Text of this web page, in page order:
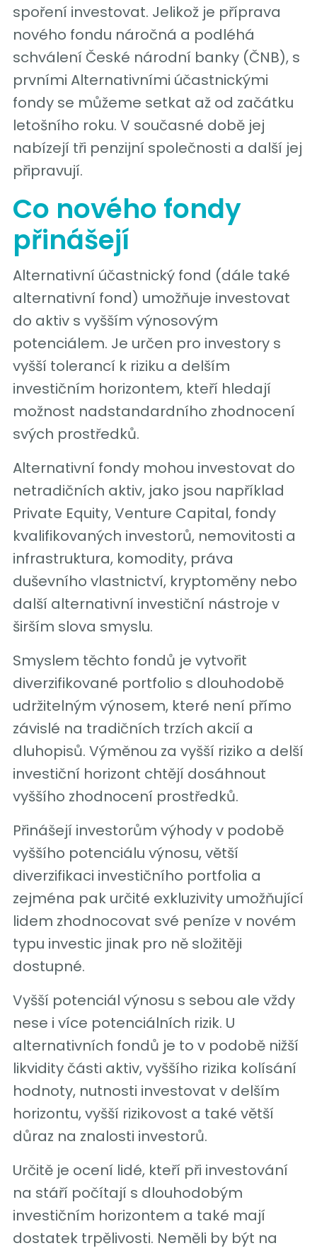
spoření investovat. Jelikož je příprava
nového fondu náročná a podléhá
schválení České národní banky (ČNB), s
prvními Alternativními účastnickými
fondy se můžeme setkat až od začátku
letošního roku. V současné době jej
nabízejí tři penzijní společnosti a další jej
připravují.
Co nového fondy
přinášejí
Alternativní účastnický fond (dále také
alternativní fond) umožňuje investovat
do aktiv s vyšším výnosovým
potenciálem. Je určen pro investory s
vyšší tolerancí k riziku a delším
investičním horizontem, kteří hledají
možnost nadstandardního zhodnocení
svých prostředků.
Alternativní fondy mohou investovat do
netradičních aktiv, jako jsou například
Private Equity, Venture Capital, fondy
kvalifikovaných investorů, nemovitosti a
infrastruktura, komodity, práva
duševního vlastnictví, kryptoměny nebo
další alternativní investiční nástroje v
širším slova smyslu.
Smyslem těchto fondů je vytvořit
diverzifikované portfolio s dlouhodobě
udržitelným výnosem, které není přímo
závislé na tradičních trzích akcií a
dluhopisů. Výměnou za vyšší riziko a delší
investiční horizont chtějí dosáhnout
vyššího zhodnocení prostředků.
Přinášejí investorům výhody v podobě
vyššího potenciálu výnosu, větší
diverzifikaci investičního portfolia a
zejména pak určité exkluzivity umožňující
lidem zhodnocovat své peníze v novém
typu investic jinak pro ně složitěji
dostupné.
Vyšší potenciál výnosu s sebou ale vždy
nese i více potenciálních rizik. U
alternativních fondů je to v podobě nižší
likvidity části aktiv, vyššího rizika kolísání
hodnoty, nutnosti investovat v delším
horizontu, vyšší rizikovost a také větší
důraz na znalosti investorů.
Určitě je ocení lidé, kteří při investování
na stáří počítají s dlouhodobým
investičním horizontem a také mají
dostatek trpělivosti. Neměli by být na